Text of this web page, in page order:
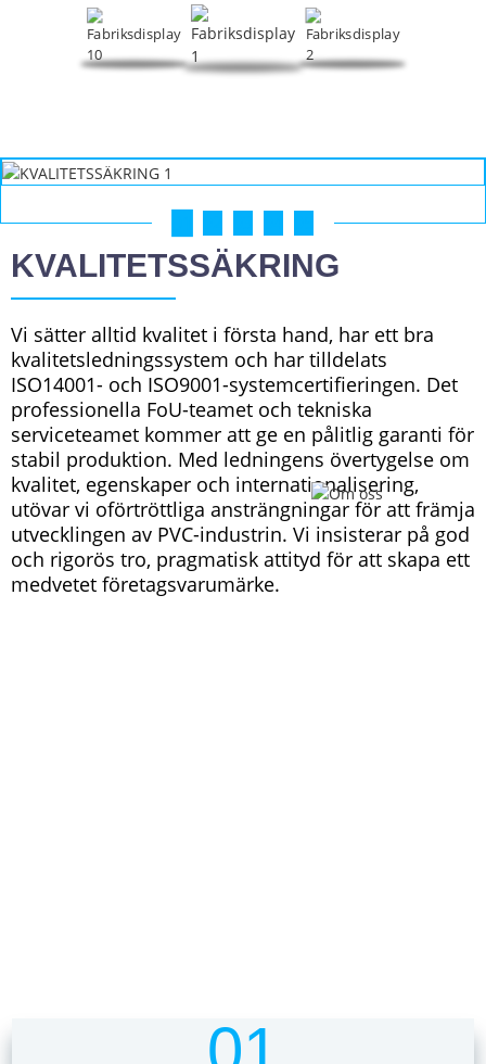
KVALITETSSÄKRING
Vi sätter alltid kvalitet i första hand, har ett bra
kvalitetsledningssystem och har tilldelats
ISO14001- och ISO9001-systemcertifieringen. Det
professionella FoU-teamet och tekniska
serviceteamet kommer att ge en pålitlig garanti för
stabil produktion. Med ledningens övertygelse om
kvalitet, egenskaper och internationalisering,
utövar vi oförtröttliga ansträngningar för att främja
utvecklingen av PVC-industrin. Vi insisterar på god
och rigorös tro, pragmatisk attityd för att skapa ett
medvetet företagsvarumärke.